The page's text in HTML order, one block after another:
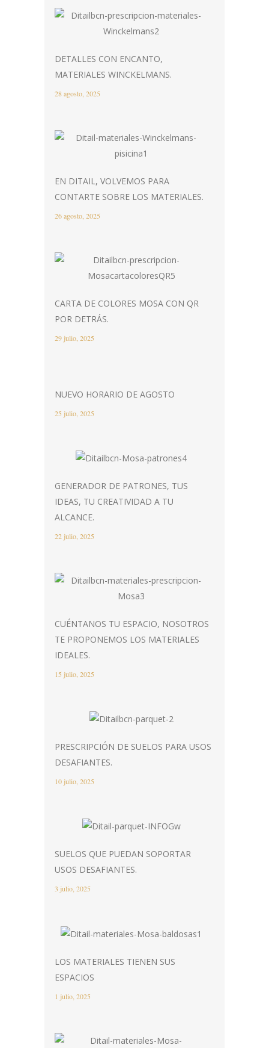
DETALLES CON ENCANTO,
MATERIALES WINCKELMANS.
28 agosto, 2025
EN DITAIL, VOLVEMOS PARA
CONTARTE SOBRE LOS MATERIALES.
26 agosto, 2025
CARTA DE COLORES MOSA CON QR
POR DETRÁS.
29 julio, 2025
NUEVO HORARIO DE AGOSTO
25 julio, 2025
GENERADOR DE PATRONES, TUS
IDEAS, TU CREATIVIDAD A TU
ALCANCE.
22 julio, 2025
CUÉNTANOS TU ESPACIO, NOSOTROS
TE PROPONEMOS LOS MATERIALES
IDEALES.
15 julio, 2025
PRESCRIPCIÓN DE SUELOS PARA USOS
DESAFIANTES.
10 julio, 2025
SUELOS QUE PUEDAN SOPORTAR
USOS DESAFIANTES.
3 julio, 2025
LOS MATERIALES TIENEN SUS
ESPACIOS
1 julio, 2025